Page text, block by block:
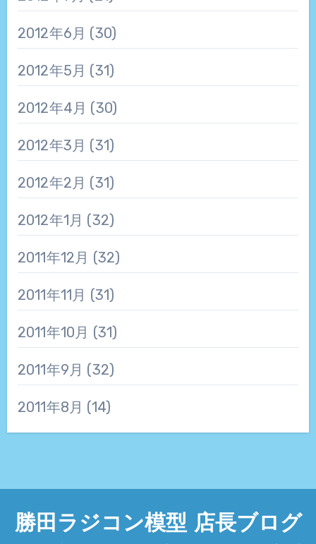
2012年6月 (30)
2012年5月 (31)
2012年4月 (30)
2012年3月 (31)
2012年2月 (31)
2012年1月 (32)
2011年12月 (32)
2011年11月 (31)
2011年10月 (31)
2011年9月 (32)
2011年8月 (14)
勝田ラジコン模型 店長ブログ